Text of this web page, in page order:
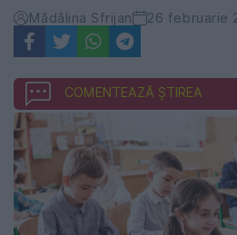
Mădălina Sfrijan 26 februarie
COMENTEAZĂ ȘTIREA